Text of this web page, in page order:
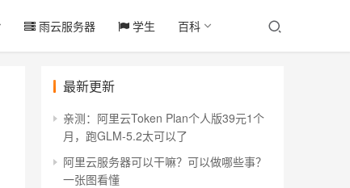
雨云服务器 学生 百科
最新更新
亲测：阿里云Token Plan个人版39元1个
月，跑GLM-5.2太可以了
阿里云服务器可以干嘛？可以做哪些事？
一张图看懂